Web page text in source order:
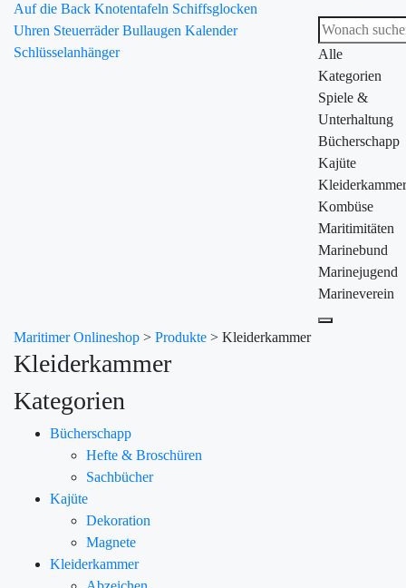
Auf die Back Knotentafeln Schiffsglocken
Uhren SteuerräderBullaugen Kalender
Schlüsselanhänger
Alle
Kategorien
Spiele &
Unterhaltung
Bücherschapp
Kajüte
Kleiderkammer
Kombüse
Maritimitäten
Marinebund
Marinejugend
Marineverein
Maritimer Onlineshop > Produkte > Kleiderkammer
Kleiderkammer
Kategorien
Bücherschapp
Hefte & Broschüren
Sachbücher
Kajüte
Dekoration
Magnete
Kleiderkammer